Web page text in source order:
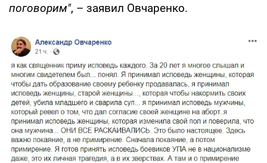
поговорим", – заявил Овчаренко.